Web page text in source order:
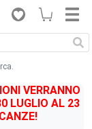
VERRANNO
LUGLIO AL 23